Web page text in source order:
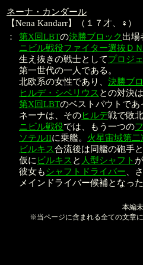
ネーナ・カンダール
【Nena Kandarr】（１７才、♀
：
第X回LBTの決勝ブロック出場
ニビル戦役ファイター選抜ＤＮ
生え抜きの戦士としてプロジ
第一世代の一人である。
北欧系の女性であり、 決勝ブ
ヒルデ・シベリウス との対決
第X回LBTのベストバウトであ
ネーナは、そのヒルデ戦で敗
ニビル戦役では、もう一つの
ソテルIIに乗艦。 火星宙域第二
ビルキス合流後は同艦の砲手
仮に ビルキス と 人型シャフト
彼女もシャフトドライバー 、
メインドライバー候補となっ
本編
※当ページに含まれる全ての文章